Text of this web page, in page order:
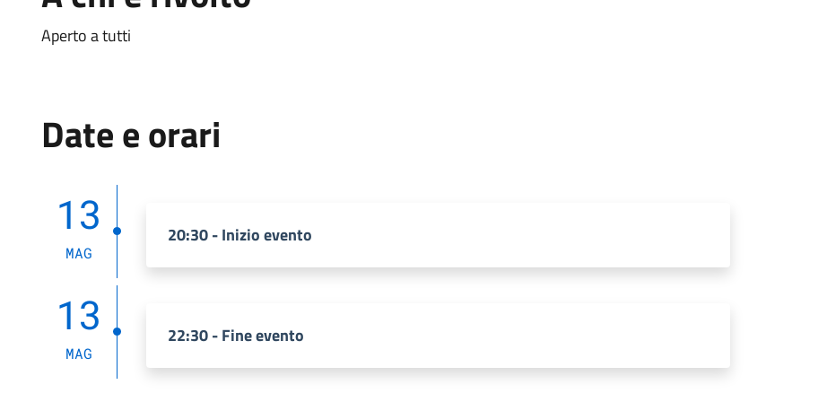
Aperto a tutti
Date e orari
13
MAG
20:30 - Inizio evento
13
MAG
22:30 - Fine evento